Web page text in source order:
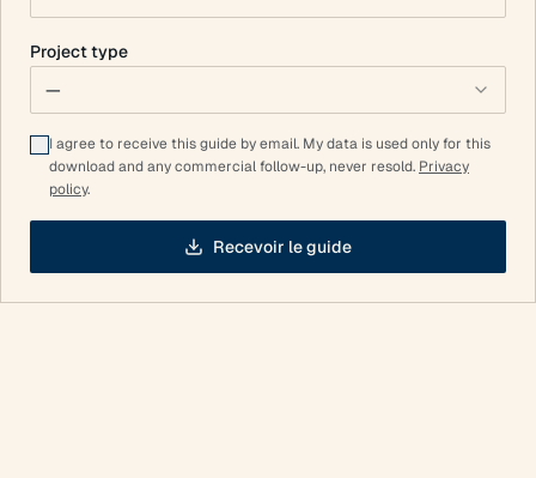
Project type
—
I agree to receive this guide by email. My data is used only for this
download and any commercial follow-up, never resold. Privacy
policy.
Recevoir le guide